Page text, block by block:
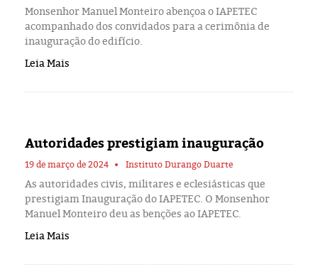
Monsenhor Manuel Monteiro abençoa o IAPETEC
acompanhado dos convidados para a cerimônia de
inauguração do edifício.
Leia Mais
Autoridades prestigiam inauguração
19 de março de 2024 Instituto Durango Duarte
As autoridades civis, militares e eclesiásticas que
prestigiam Inauguração do IAPETEC. O Monsenhor
Manuel Monteiro deu as benções ao IAPETEC.
Leia Mais